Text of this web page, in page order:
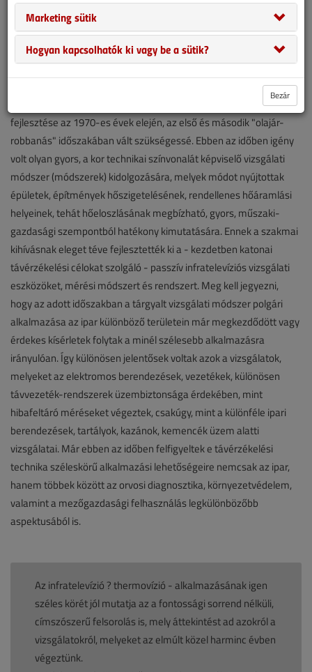
A vizsgálati módszer jobb megértéséhez, a teljességre való
törekvés igénye nélkül tekintsük át röviden e diagnosztikai eljárás
elméletét, és csupán néhány mondatban kíséreljük meg
összefoglalni történetének néhány lényeges elemét.
A tárgyalt vizsgálati módszer polgári célokra irányuló dinamikus
fejlesztése az 1970-es évek elején, az első és második "olajár-
robbanás" időszakában vált szükségessé. Ebben az időben igény
volt olyan gyors, a kor technikai színvonalát képviselő vizsgálati
módszer (módszerek) kidolgozására, melyek módot nyújtottak
épületek, építmények hőszigetelésének, rendellenes hőáramlási
helyeinek, tehát hőeloszlásának megbízható, gyors, műszaki-
gazdasági szempontból hatékony kimutatására. Ennek a szakmai
kihívásnak eleget téve fejlesztették ki a - kezdetben katonai
távérzékelési célokat szolgáló - passzív infratelevíziós vizsgálati
eszközöket, mérési módszert és rendszert. Meg kell jegyezni,
hogy az adott időszakban a tárgyalt vizsgálati módszer polgári
alkalmazása az ipar különböző területein már megkezdődött vagy
érdekes kísérletek folytak a minél szélesebb alkalmazásra
irányulóan. Így különösen jelentősek voltak azok a vizsgálatok,
melyeket az elektromos berendezések, vezetékek, különösen
távvezeték-rendszerek üzembiztonsága érdekében, mint
hibafeltáró méréseket végeztek, csakúgy, mint a különféle ipari
berendezések, tartályok, kazánok, kemencék üzem alatti
vizsgálatai. Már ebben az időben felfigyeltek e távérzékelési
technika széleskörű alkalmazási lehetőségeire nemcsak az ipar,
hanem többek között az orvosi diagnosztika, környezetvédelem,
valamint a mezőgazdasági felhasználás legkülönbözőbb
aspektusából is.
Az infratelevízió ? thermovízió - alkalmazásának igen
széles körét jól mutatja az a fontossági sorrend nélküli,
címszószerű felsorolás is, mely áttekintést ad azokról a
vizsgálatokról, melyeket az elmúlt közel harminc évben
végeztünk.
Marketing sütik
Hogyan kapcsolhatók ki vagy be a sütik?
Bezár